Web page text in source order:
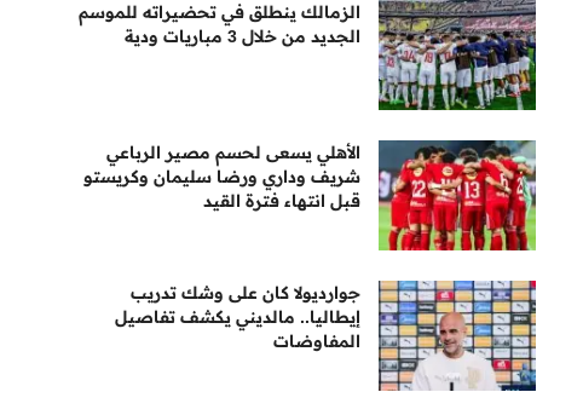
الزمالك ينطلق في تحضيراته للموسم
الجديد من خلال 3 مباريات ودية
الأهلي يسعى لحسم مصير الرباعي
شريف وداري ورضا سليمان وكريستو
قبل انتهاء فترة القيد
جوارديولا كان على وشك تدريب
إيطاليا.. مالديني يكشف تفاصيل
المفاوضات